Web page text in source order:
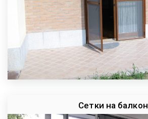
Сетки на балкон